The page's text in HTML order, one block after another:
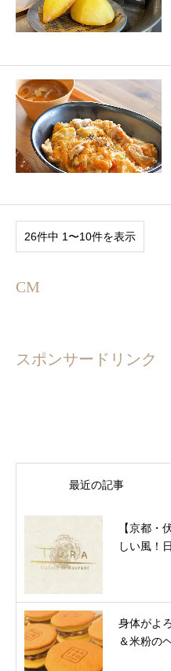
26件中 1〜10件を表示
CM
スポンサードリンク
最近の記事
【京都・
しい風！
身体がよ
＆米粉の